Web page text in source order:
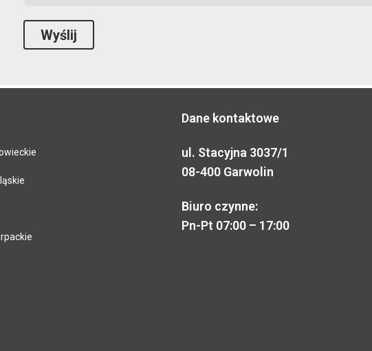
Dane kontaktowe
ul. Stacyjna 3037/1
08-400 Garwolin
Biuro czynne:
Pn-Pt 07:00 – 17:00